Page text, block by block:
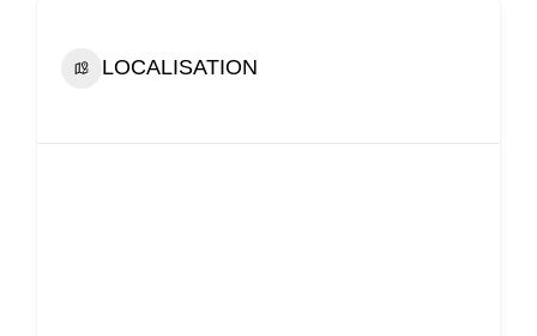
LOCALISATION